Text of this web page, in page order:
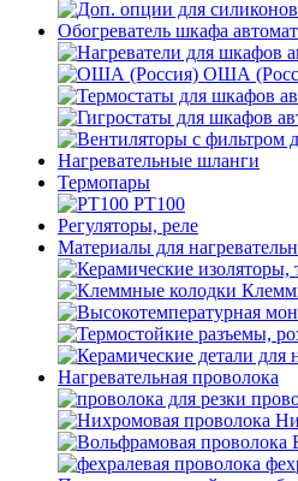
Обогреватель шкафа
ОША
Нагревательные шланги
Термопары
PT100
Регуляторы, реле
Материалы для
Нагревательная проволока